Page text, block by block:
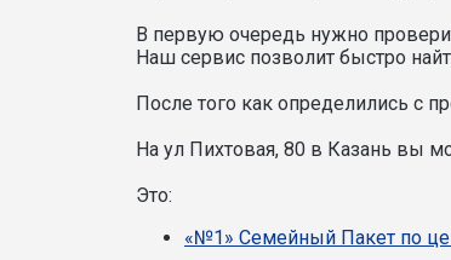
В первую очередь нужно
Наш сервис позволит быстро
После того как определились с
На ул Пихтовая, 80 в Казань вы
Это:
«№1» Семейный Пакет по